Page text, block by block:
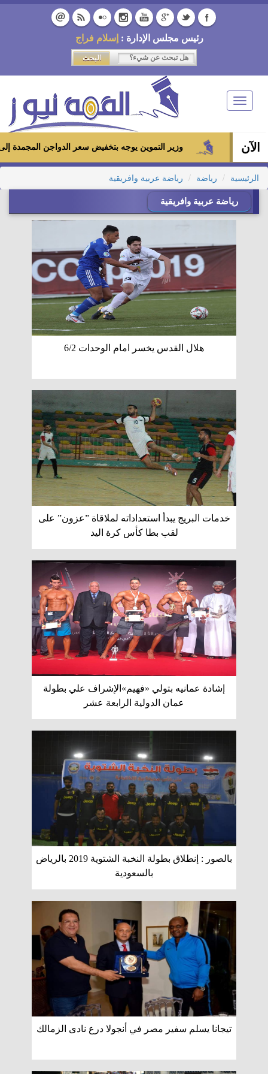
رئيس مجلس الإدارة : إسلام فراج
Toggle
navigation
الآن وزير التموين يوجه بتخفيض سعر الدواجن المجمدة إلى 100 جنيه للكيلو بالمجمعات الاستهلاكية ومعارض «أهلاً رمضان»
الرئيسية رياضة رياضة عربية وافريقية
رياضة عربية وافريقية
هلال القدس يخسر امام الوحدات 6/2
خدمات البريج يبدأ استعداداته لملاقاة ”عزون” على
لقب بطا كأس كرة اليد
إشادة عمانيه بتولي «فهيم»الإشراف علي بطولة
عمان الدولية الرابعة عشر
بالصور : إنطلاق بطولة النخبة الشتوية 2019 بالرياض
بالسعودية
تيجانا يسلم سفير مصر في أنجولا درع نادى الزمالك